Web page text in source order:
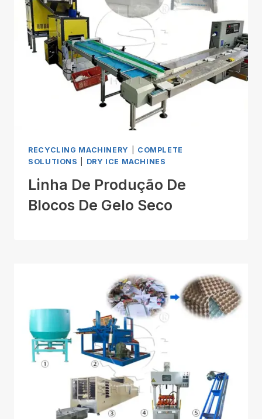
RECYCLING MACHINERY
COMPLETE
SOLUTIONS
DRY ICE MACHINES
Linha De Produção De
Blocos De Gelo Seco